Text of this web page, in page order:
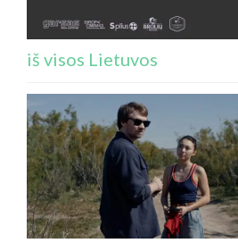
iš visos Lietuvos